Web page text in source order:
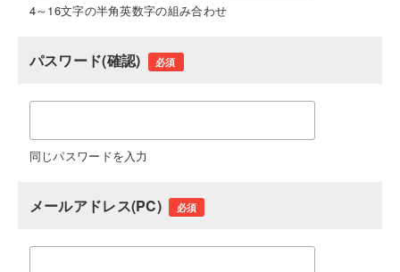
4～16文字の半角英数字の組み合わせ
パスワード(確認) 必須
同じパスワードを入力
メールアドレス(PC) 必須